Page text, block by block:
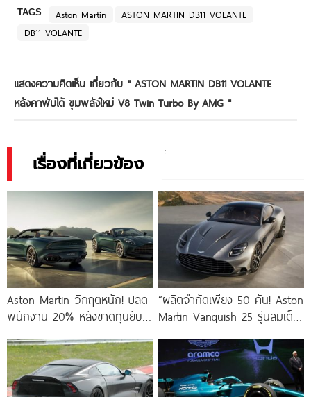
TAGS Aston Martin
ASTON MARTIN DB11 VOLANTE
DB11 VOLANTE
แสดงความคิดเห็น เกี่ยวกับ " ASTON MARTIN DB11 VOLANTE
หลังคาพับได้ ขุมพลังใหม่ V8 Twin Turbo By AMG "
เรื่องที่เกี่ยวข้อง
Aston Martin วิกฤตหนัก! ปลด
พนักงาน 20% หลังขาดทุนยับ
Donald
“ผลิตจำกัดเพียง 50 คัน! Aston
Martin Vanquish 25 รุ่นลิมิเต็ด